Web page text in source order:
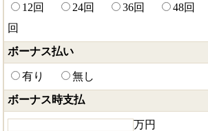
12回 24回 36回 48回
回
ボーナス払い
有り 無し
ボーナス時支払
万円